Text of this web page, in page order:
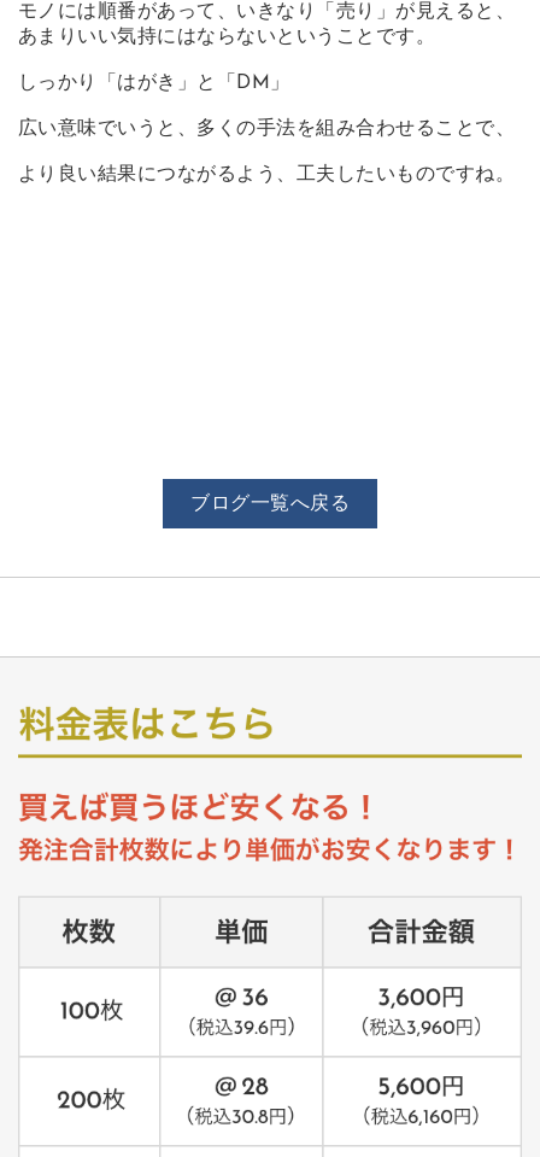
モノには順番があって、いきなり「売り」が見えると、
あまりいい気持にはならないということです。
しっかり「はがき」と「DM」
広い意味でいうと、多くの手法を組み合わせることで、
より良い結果につながるよう、工夫したいものですね。
ブログ一覧へ戻る